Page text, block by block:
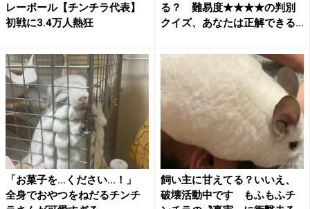
レーボール【チンチラ代表】
初戦に3.4万人熱狂
る？ 難易度★★★★の判別
クイズ、あなたは正解できる
「お菓子を...ください...！」
全身でおやつをねだるチンチ
飼い主に甘えてる？いいえ、
破壊活動中です もふもふチ